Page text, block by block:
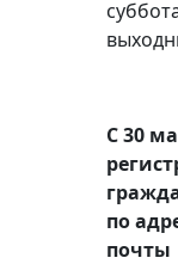
С 30
по
почты